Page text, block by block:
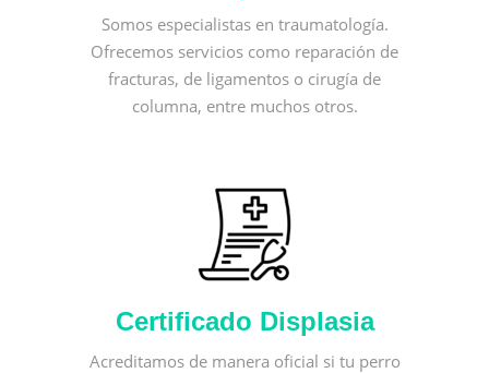
Somos especialistas en traumatología.
Ofrecemos servicios como reparación de
fracturas, de ligamentos o cirugía de
columna, entre muchos otros.
Certificado Displasia
Acreditamos de manera oficial si tu perro